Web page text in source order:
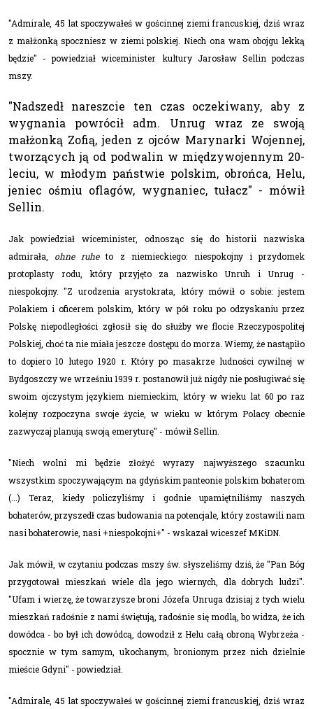
"Admirale, 45 lat spoczywałeś w gościnnej ziemi francuskiej, dziś wraz
z małżonką spoczniesz w ziemi polskiej. Niech ona wam obojgu lekką
będzie" - powiedział wiceminister kultury Jarosław Sellin podczas
mszy.
"Nadszedł nareszcie ten czas oczekiwany, aby z
wygnania powrócił adm. Unrug wraz ze swoją
małżonką Zofią, jeden z ojców Marynarki Wojennej,
tworzących ją od podwalin w międzywojennym 20-
leciu, w młodym państwie polskim, obrońca, Helu,
jeniec ośmiu oflagów, wygnaniec, tułacz" - mówił
Sellin.
Jak powiedział wiceminister, odnosząc się do historii nazwiska
admirała, ohne ruheto z niemieckiego: niespokojny i przydomek
protoplasty rodu, który przyjęto za nazwisko Unruh i Unrug -
niespokojny. "Z urodzenia arystokrata, który mówił o sobie: jestem
Polakiem i oficerem polskim, który w pół roku po odzyskaniu przez
Polskę niepodległości zgłosił się do służby we flocie Rzeczypospolitej
Polskiej, choć ta nie miała jeszcze dostępu do morza. Wiemy, że nastąpiło
to dopiero 10 lutego 1920 r. Który po masakrze ludności cywilnej w
Bydgoszczy we wrześniu 1939 r. postanowił już nigdy nie posługiwać się
swoim ojczystym językiem niemieckim, który w wieku lat 60 po raz
kolejny rozpoczyna swoje życie, w wieku w którym Polacy obecnie
zazwyczaj planują swoją emeryturę" - mówił Sellin.
"Niech wolni mi będzie złożyć wyrazy najwyższego szacunku
wszystkim spoczywającym na gdyńskim panteonie polskim bohaterom
(...) Teraz, kiedy policzyliśmy i godnie upamiętniliśmy naszych
bohaterów, przyszedł czas budowania na potencjale, który zostawili nam
nasi bohaterowie, nasi +niespokojni+" - wskazał wiceszef MKiDN.
Jak mówił, w czytaniu podczas mszy św. słyszeliśmy dziś, że "Pan Bóg
przygotował mieszkań wiele dla jego wiernych, dla dobrych ludzi".
"Ufam i wierzę, że towarzysze broni Józefa Unruga dzisiaj z tych wielu
mieszkań radośnie z nami świętują, radośnie się modlą, bo widza, że ich
dowódca - bo był ich dowódcą, dowodził z Helu całą obroną Wybrzeża -
spocznie w tym samym, ukochanym, bronionym przez nich dzielnie
mieście Gdyni" - powiedział.
"Admirale, 45 lat spoczywałeś w gościnnej ziemi francuskiej, dziś wraz